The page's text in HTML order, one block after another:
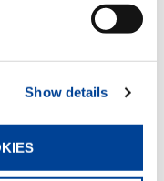
Show details
は、人なみの信仰
にはいられなか
同じような「啓
が作られたのを